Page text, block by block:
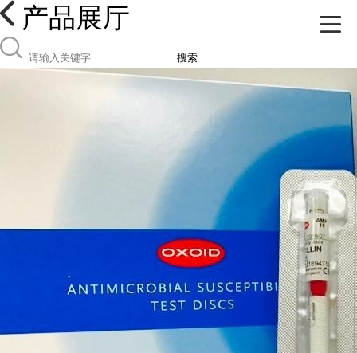
产品展厅
搜索